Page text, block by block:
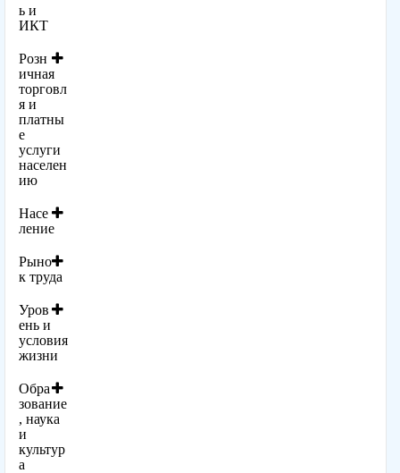
ь и
ИКТ
Розн
ичная
торговл
я и
платны
е
услуги
населен
ию
Насе
ление
Рыно
к труда
Уров
ень и
условия
жизни
Обра
зование
, наука
и
культур
а